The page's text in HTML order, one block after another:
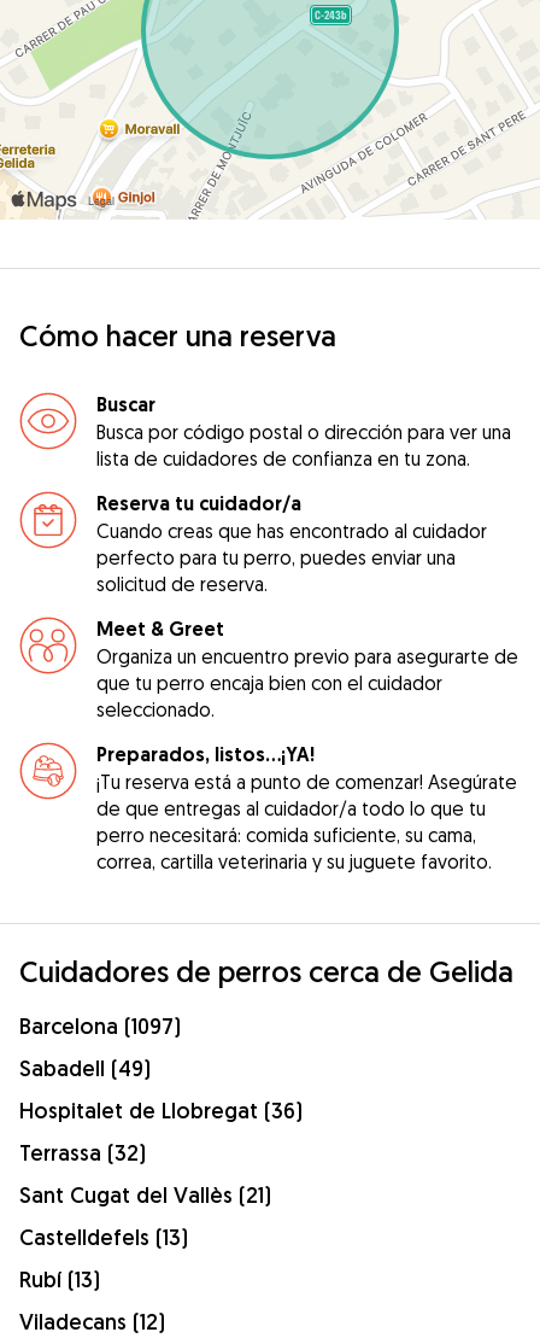
Cómo hacer una reserva
Buscar
Busca por código postal o dirección para ver una
lista de cuidadores de confianza en tu zona.
Reserva tu cuidador/a
Cuando creas que has encontrado al cuidador
perfecto para tu perro, puedes enviar una
solicitud de reserva.
Meet & Greet
Organiza un encuentro previo para asegurarte de
que tu perro encaja bien con el cuidador
seleccionado.
Preparados, listos...¡YA!
¡Tu reserva está a punto de comenzar! Asegúrate
de que entregas al cuidador/a todo lo que tu
perro necesitará: comida suficiente, su cama,
correa, cartilla veterinaria y su juguete favorito.
Cuidadores de perros cerca de Gelida
Barcelona (1097)
Sabadell (49)
Hospitalet de Llobregat (36)
Terrassa (32)
Sant Cugat del Vallès (21)
Castelldefels (13)
Rubí (13)
Viladecans (12)